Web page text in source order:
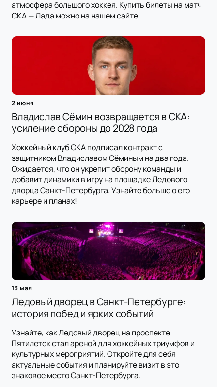
атмосфера большого хоккея. Купить билеты на матч
СКА — Лада можно на нашем сайте.
2 июня
Владислав Сёмин возвращается в СКА:
усиление обороны до 2028 года
Хоккейный клуб СКА подписал контракт с
защитником Владиславом Сёминым на два года.
Ожидается, что он укрепит оборону команды и
добавит динамики в игру на площадке Ледового
дворца Санкт-Петербурга. Узнайте больше о его
карьере и планах!
13 мая
Ледовый дворец в Санкт-Петербурге:
история побед и ярких событий
Узнайте, как Ледовый дворец на проспекте
Пятилеток стал ареной для хоккейных триумфов и
культурных мероприятий. Откройте для себя
актуальные события и планируйте визит в это
знаковое место Санкт-Петербурга.